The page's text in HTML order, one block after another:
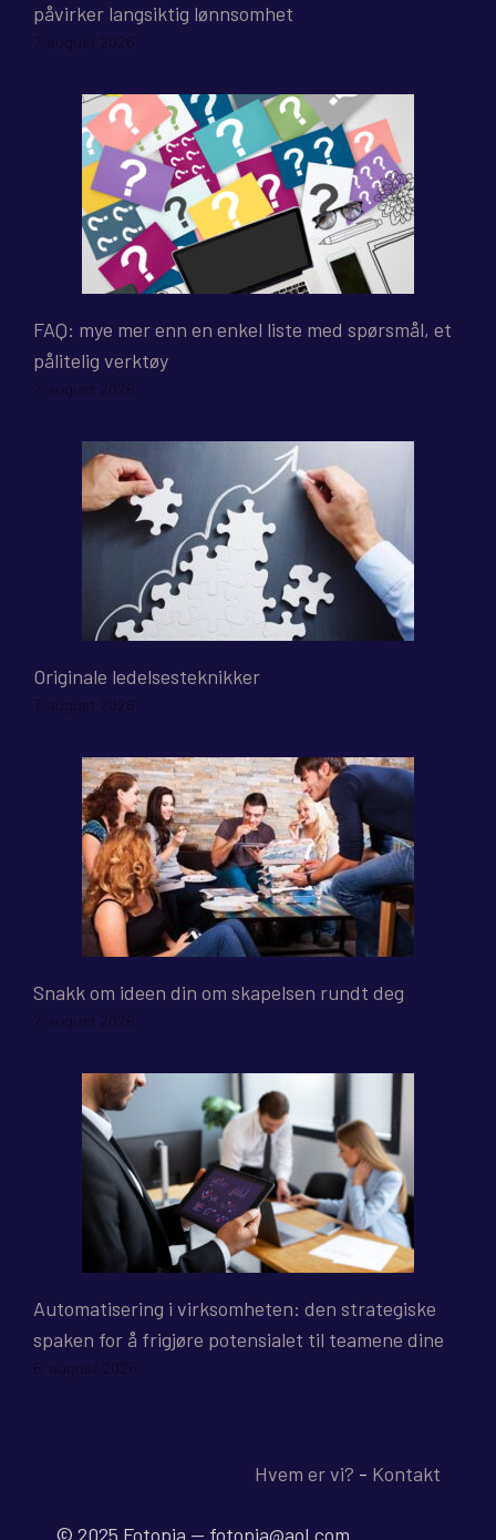
påvirker langsiktig lønnsomhet
7. august 2026
FAQ: mye mer enn en enkel liste med spørsmål, et
pålitelig verktøy
7. august 2026
Originale ledelsesteknikker
7. august 2026
Snakk om ideen din om skapelsen rundt deg
7. august 2026
Automatisering i virksomheten: den strategiske
spaken for å frigjøre potensialet til teamene dine
6. august 2026
Hvem er vi? - Kontakt
© 2025 Fotopia -- fotopia@aol.com